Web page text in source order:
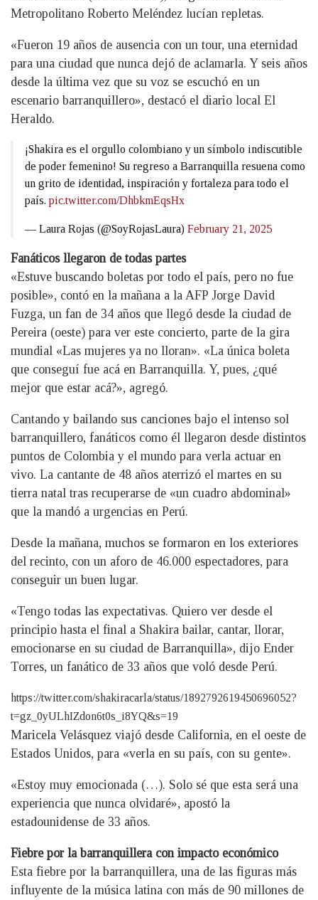
Metropolitano Roberto Meléndez lucían repletas.
«Fueron 19 años de ausencia con un tour, una eternidad
para una ciudad que nunca dejó de aclamarla. Y seis años
desde la última vez que su voz se escuchó en un
escenario barranquillero», destacó el diario local El
Heraldo.
¡Shakira es el orgullo colombiano y un símbolo indiscutible
de poder femenino! Su regreso a Barranquilla resuena como
un grito de identidad, inspiración y fortaleza para todo el
país. pic.twitter.com/DhbkmEqsHx
— Laura Rojas (@SoyRojasLaura) February 21, 2025
Fanáticos llegaron de todas partes
«Estuve buscando boletas por todo el país, pero no fue
posible», contó en la mañana a la AFP Jorge David
Fuzga, un fan de 34 años que llegó desde la ciudad de
Pereira (oeste) para ver este concierto, parte de la gira
mundial «Las mujeres ya no lloran». «La única boleta
que conseguí fue acá en Barranquilla. Y, pues, ¿qué
mejor que estar acá?», agregó.
Cantando y bailando sus canciones bajo el intenso sol
barranquillero, fanáticos como él llegaron desde distintos
puntos de Colombia y el mundo para verla actuar en
vivo. La cantante de 48 años aterrizó el martes en su
tierra natal tras recuperarse de «un cuadro abdominal»
que la mandó a urgencias en Perú.
Desde la mañana, muchos se formaron en los exteriores
del recinto, con un aforo de 46.000 espectadores, para
conseguir un buen lugar.
«Tengo todas las expectativas. Quiero ver desde el
principio hasta el final a Shakira bailar, cantar, llorar,
emocionarse en su ciudad de Barranquilla», dijo Ender
Torres, un fanático de 33 años que voló desde Perú.
https://twitter.com/shakiracarla/status/1892792619450696052?
t=gz_0yULhIZdon6t0s_i8YQ&s=19
Maricela Velásquez viajó desde California, en el oeste de
Estados Unidos, para «verla en su país, con su gente».
«Estoy muy emocionada (…). Solo sé que esta será una
experiencia que nunca olvidaré», apostó la
estadounidense de 33 años.
Fiebre por la barranquillera con impacto económico
Esta fiebre por la barranquillera, una de las figuras más
influyente de la música latina con más de 90 millones de